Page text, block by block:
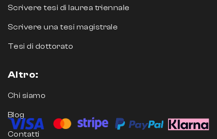
Analizzare sistemi produttivi, organizzativi
analisi aziendale a casi reali.
economiche per proporre soluzioni
rigoroso e accessibile.
Scrivere tesi di laurea triennale
Scrivere una tesi magistrale
Tesi di dottorato
Altro:
Chi siamo
Blog
Contatti